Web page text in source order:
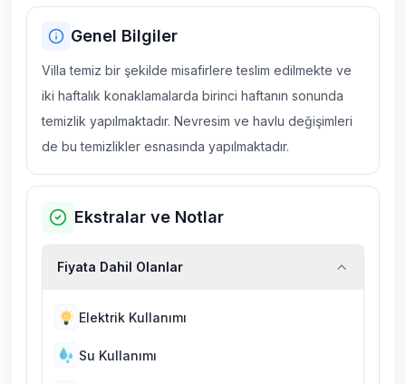
Genel Bilgiler
Villa temiz bir şekilde misafirlere teslim edilmekte ve
iki haftalık konaklamalarda birinci haftanın sonunda
temizlik yapılmaktadır. Nevresim ve havlu değişimleri
de bu temizlikler esnasında yapılmaktadır.
Ekstralar ve Notlar
Fiyata Dahil Olanlar
Elektrik Kullanımı
Su Kullanımı